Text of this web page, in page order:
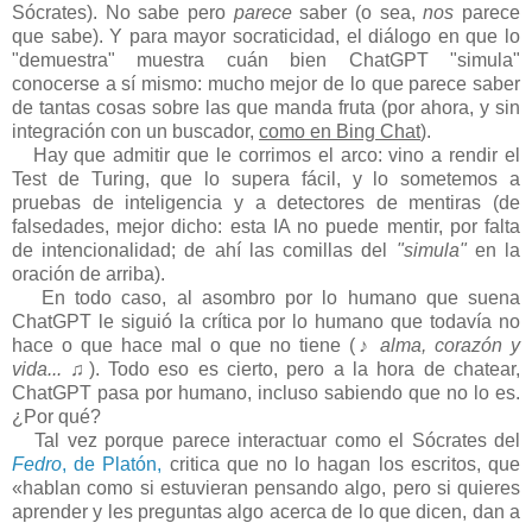
Sócrates). No sabe pero parecesaber (o sea,nos parece
que sabe). Y para mayor socraticidad, el diálogo en que lo
"demuestra" muestra cuán bien ChatGPT "simula"
conocerse a sí mismo: mucho mejor de lo que parece saber
de tantas cosas sobre las que manda fruta (por ahora, y sin
integración con un buscador, como en Bing Chat).
Hay que admitir que le corrimos el arco: vino a rendir el
Test de Turing, que lo supera fácil, y lo sometemos a
pruebas de inteligencia y a detectores de mentiras (de
falsedades, mejor dicho: esta IA no puede mentir, por falta
de intencionalidad; de ahí las comillas del "simula"en la
oración de arriba).
En todo caso, al asombro por lo humano que suena
ChatGPT le siguió la crítica por lo humano que todavía no
hace o que hace mal o que no tiene (♪ alma, corazón y
vida... ♫). Todo eso es cierto, pero a la hora de chatear,
ChatGPT pasa por humano, incluso sabiendo que no lo es.
¿Por qué?
Tal vez porque parece interactuar como el Sócrates del
Fedro, de Platón, critica que no lo hagan los escritos, que
«hablan como si estuvieran pensando algo, pero si quieres
aprender y les preguntas algo acerca de lo que dicen, dan a